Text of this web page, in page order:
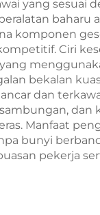
yang sesuai
baharu
komponen
Ciri
bekalan
dan
dan
Manfaat
bunyi
pekerja